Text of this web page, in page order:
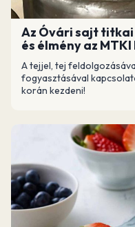
Az Óvári sajt
és élmény az
A tejjel, tej
fogyasztásával
korán kezdeni!